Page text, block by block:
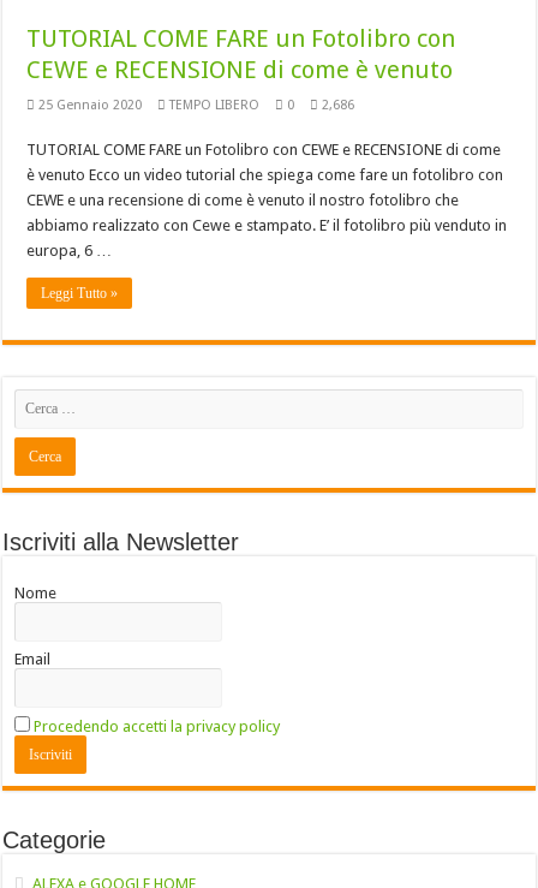
TUTORIAL COME FARE un Fotolibro con
CEWE e RECENSIONE di come è venuto
25 Gennaio 2020 TEMPO LIBERO 0 2,686
TUTORIAL COME FARE un Fotolibro con CEWE e RECENSIONE di come
è venuto Ecco un video tutorial che spiega come fare un fotolibro con
CEWE e una recensione di come è venuto il nostro fotolibro che
abbiamo realizzato con Cewe e stampato. E’ il fotolibro più venduto in
europa, 6 …
Leggi Tutto »
Iscriviti alla Newsletter
Nome
Email
Procedendo accetti la privacy policy
Categorie
ALEXA e GOOGLE HOME